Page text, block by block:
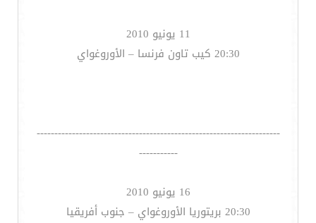
11 يونيو 2010
20:30 كيب تاون فرنسا – الأوروغواي
---------------------------------------------------------------------
-----------
16 يونيو 2010
20:30 بريتوريا الأوروغواي – جنوب أفريقيا